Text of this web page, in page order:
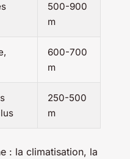
500-900
m
600-700
m
250-500
m
: la climatisation, la